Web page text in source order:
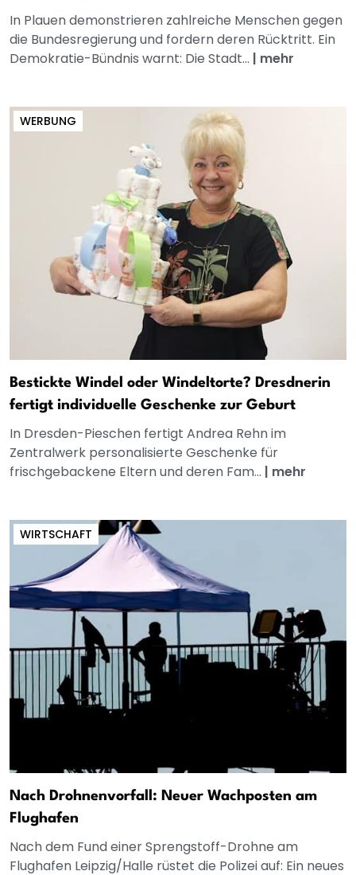
In Plauen demonstrieren zahlreiche Menschen gegen
die Bundesregierung und fordern deren Rücktritt. Ein
Demokratie-Bündnis warnt: Die Stadt... | mehr
WERBUNG
Bestickte Windel oder Windeltorte? Dresdnerin
fertigt individuelle Geschenke zur Geburt
In Dresden-Pieschen fertigt Andrea Rehn im
Zentralwerk personalisierte Geschenke für
frischgebackene Eltern und deren Fam... | mehr
WIRTSCHAFT
Nach Drohnenvorfall: Neuer Wachposten am
Flughafen
Nach dem Fund einer Sprengstoff-Drohne am
Flughafen Leipzig/Halle rüstet die Polizei auf: Ein neues